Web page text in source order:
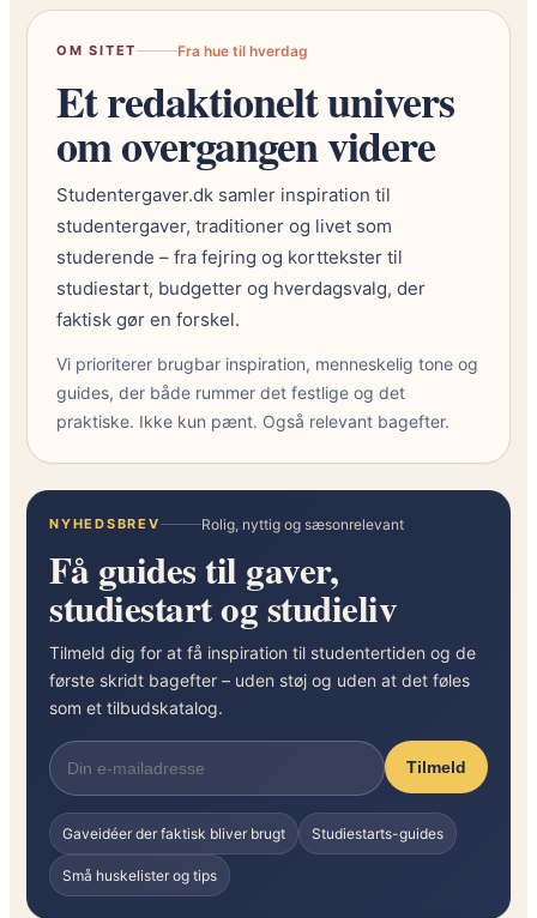
OM SITET Fra hue til hverdag
Et redaktionelt univers
om overgangen videre
Studentergaver.dk samler inspiration til
studentergaver, traditioner og livet som
studerende – fra fejring og korttekster til
studiestart, budgetter og hverdagsvalg, der
faktisk gør en forskel.
Vi prioriterer brugbar inspiration, menneskelig tone og
guides, der både rummer det festlige og det
praktiske. Ikke kun pænt. Også relevant bagefter.
NYHEDSBREV Rolig, nyttig og sæsonrelevant
Få guides til gaver,
studiestart og studieliv
Tilmeld dig for at få inspiration til studentertiden og de
første skridt bagefter – uden støj og uden at det føles
som et tilbudskatalog.
Tilmeld
Gaveidéer der faktisk bliver brugt Studiestarts-guides
Små huskelister og tips